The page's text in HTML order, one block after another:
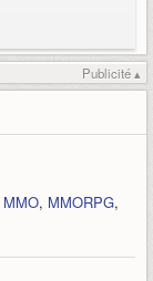
Publicité ▴
MMO, MMORPG,